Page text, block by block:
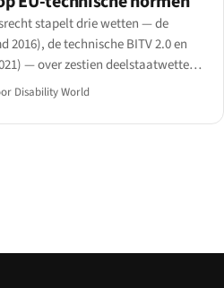
stapelt drie wetten — de
2016), de technische BITV 2.0 en
— over zestien deelstaatwetten
juni 2025 in werking trad.
Disability World